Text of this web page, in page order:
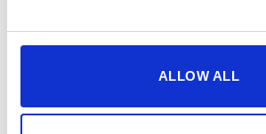
ALLOW ALL
3. ONBOARDING & SETUP
4. CONSIGLIARE & GUADAGNARE